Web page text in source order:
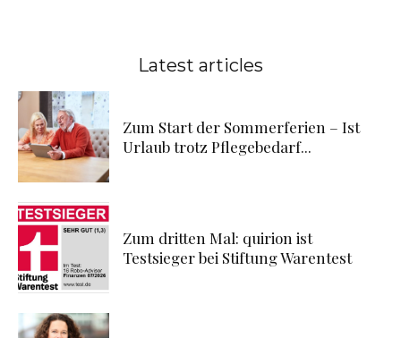
Latest articles
Zum Start der Sommerferien – Ist
Urlaub trotz Pflegebedarf...
Zum dritten Mal: quirion ist
Testsieger bei Stiftung Warentest